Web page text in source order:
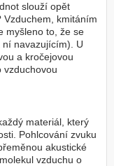
slouží opět
kmitáním
myšleno to, že se
navazujícím). U
a kročejovou
vzduchovou
materiál, který
Pohlcování zvuku
akustické
vzduchu o